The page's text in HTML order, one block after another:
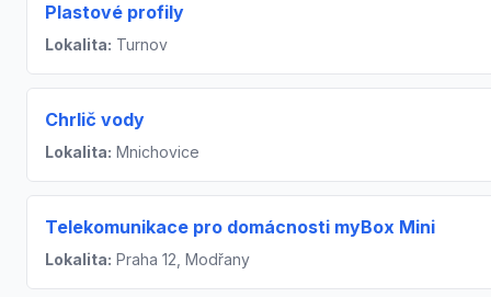
Plastové profily
Lokalita: Turnov
Chrlič vody
Lokalita: Mnichovice
Telekomunikace pro domácnosti myBox Mini
Lokalita: Praha 12, Modřany